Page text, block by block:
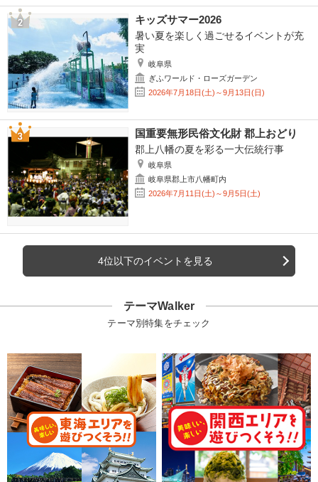
キッズサマー2026
暑い夏を楽しく過ごせるイベントが充
実
岐阜県
ぎふワールド・ローズガーデン
2026年7月18日(土)～9月13日(日)
国重要無形民俗文化財 郡上おどり
郡上八幡の夏を彩る一大伝統行事
岐阜県
岐阜県郡上市八幡町内
2026年7月11日(土)～9月5日(土)
4位以下のイベントを見る
テーマWalker
テーマ別特集をチェック